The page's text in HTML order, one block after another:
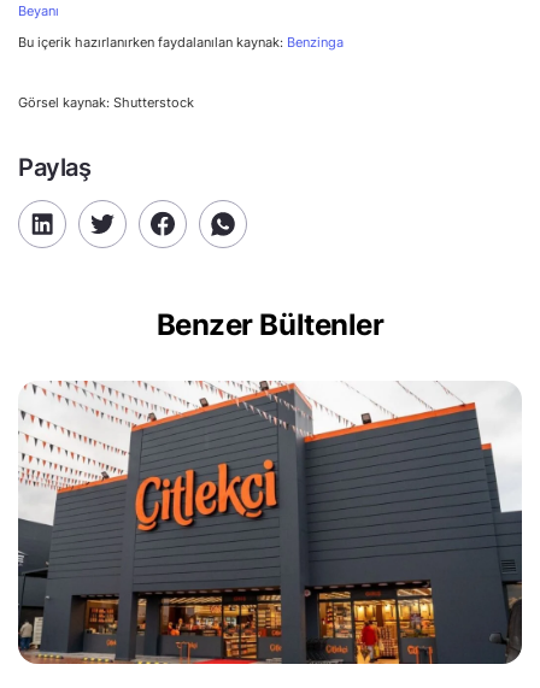
Beyanı
Bu içerik hazırlanırken faydalanılan kaynak: Benzinga
Görsel kaynak: Shutterstock
Paylaş
Benzer Bültenler